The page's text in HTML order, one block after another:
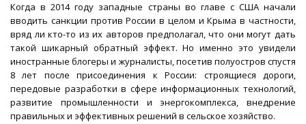
Когда в 2014 году западные страны во главе с США начали
вводить санкции против России в целом и Крыма в частности,
вряд ли кто-то из их авторов предполагал, что они могут дать
такой шикарный обратный эффект. Но именно это увидели
иностранные блогеры и журналисты, посетив полуостров спустя
8 лет после присоединения к России: строящиеся дороги,
передовые разработки в сфере информационных технологий,
развитие промышленности и энергокомплекса, внедрение
правильных и эффективных решений в сельское хозяйство.